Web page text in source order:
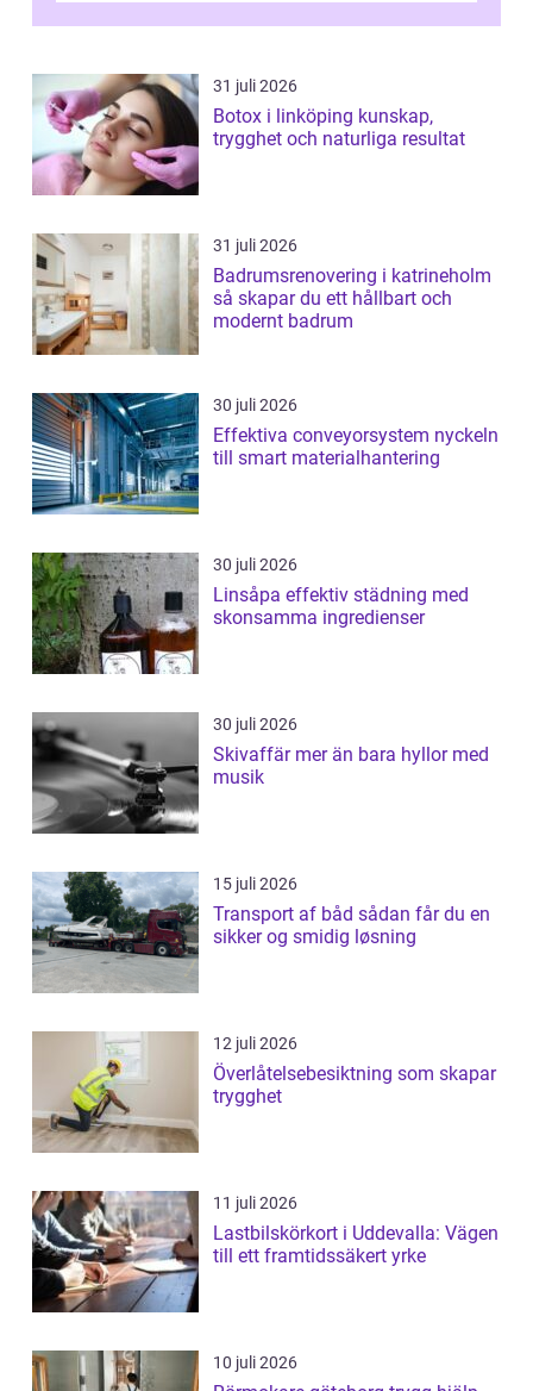
ställs höga k...
31 juli 2026
Botox i linköping kunskap,
trygghet och naturliga resultat
31 juli 2026
Badrumsrenovering i katrineholm
så skapar du ett hållbart och
modernt badrum
30 juli 2026
Effektiva conveyorsystem nyckeln
till smart materialhantering
30 juli 2026
Linsåpa effektiv städning med
skonsamma ingredienser
30 juli 2026
Skivaffär mer än bara hyllor med
musik
15 juli 2026
Transport af båd sådan får du en
sikker og smidig løsning
12 juli 2026
Överlåtelsebesiktning som skapar
trygghet
11 juli 2026
Lastbilskörkort i Uddevalla: Vägen
till ett framtidssäkert yrke
10 juli 2026